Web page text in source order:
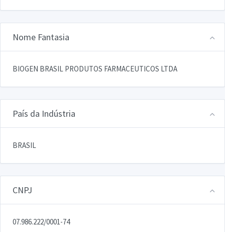
Nome Fantasia
BIOGEN BRASIL PRODUTOS FARMACEUTICOS LTDA
País da Indústria
BRASIL
CNPJ
07.986.222/0001-74